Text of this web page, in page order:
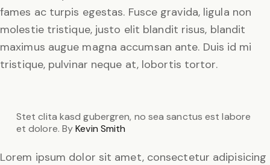
fames ac turpis egestas. Fusce gravida, ligula non
molestie tristique, justo elit blandit risus, blandit
maximus augue magna accumsan ante. Duis id mi
tristique, pulvinar neque at, lobortis tortor.
Stet clita kasd gubergren, no sea sanctus est labore
et dolore. ByKevin Smith
Lorem ipsum dolor sit amet, consectetur adipisicing